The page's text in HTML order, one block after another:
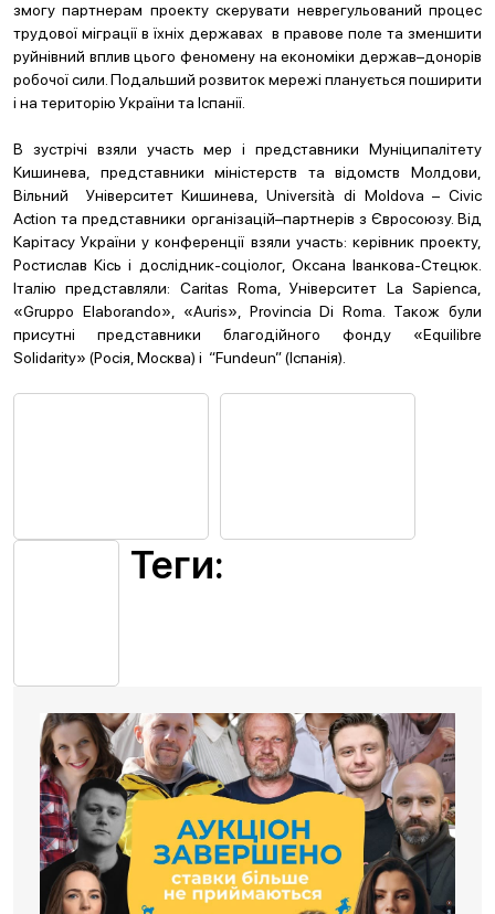
змогу партнерам проекту скерувати неврегульований процес
трудової міграції в їхніх державах в правове поле та зменшити
руйнівний вплив цього феномену на економіки держав–донорів
робочої сили. Подальший розвиток мережі планується поширити
і на територію України та Іспанії.
В зустрічі взяли участь мер і представники Муніципалітету
Кишинева, представники міністерств та відомств Молдови,
Вільний Університет Кишинева, Università di Moldova – Civic
Action та представники організацій–партнерів з Євросоюзу. Від
Карітасу України у конференції взяли участь: керівник проекту,
Ростислав Кісь і дослідник-соціолог, Оксана Іванкова-Стецюк.
Італію представляли: Caritas Roma, Університет La Sapienca,
«Gruppo Elaborando», «Auris», Provincia Di Roma. Також були
присутні представники благодійного фонду «Equilibre
Solidarity» (Росія, Москва) і “Fundeun” (Icпанія).
Теги: